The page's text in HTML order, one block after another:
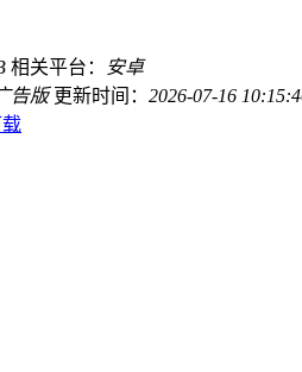
相关平台：
安卓
告版 更新时间： 2026-07-16